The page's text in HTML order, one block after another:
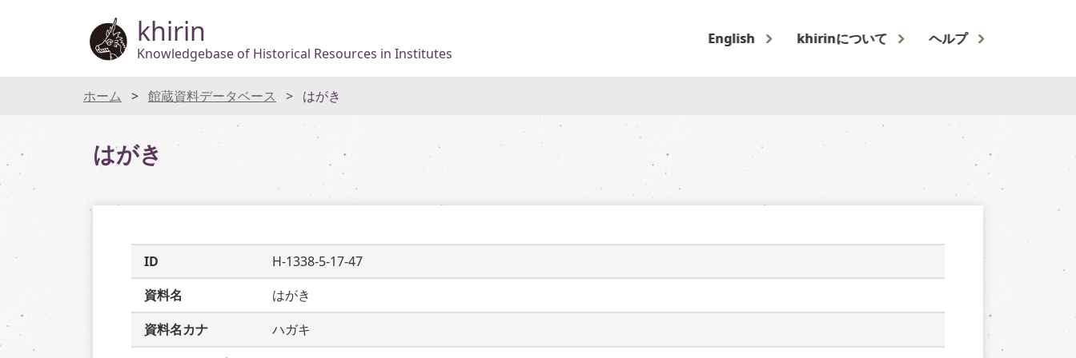
khirin
Knowledgebase of Historical Resources in Institutes
English khirinについて ヘルプ
ホーム 館蔵資料データベース はがき
はがき
ID
H-1338-5-17-47
資料名
はがき
資料名カナ
ハガキ